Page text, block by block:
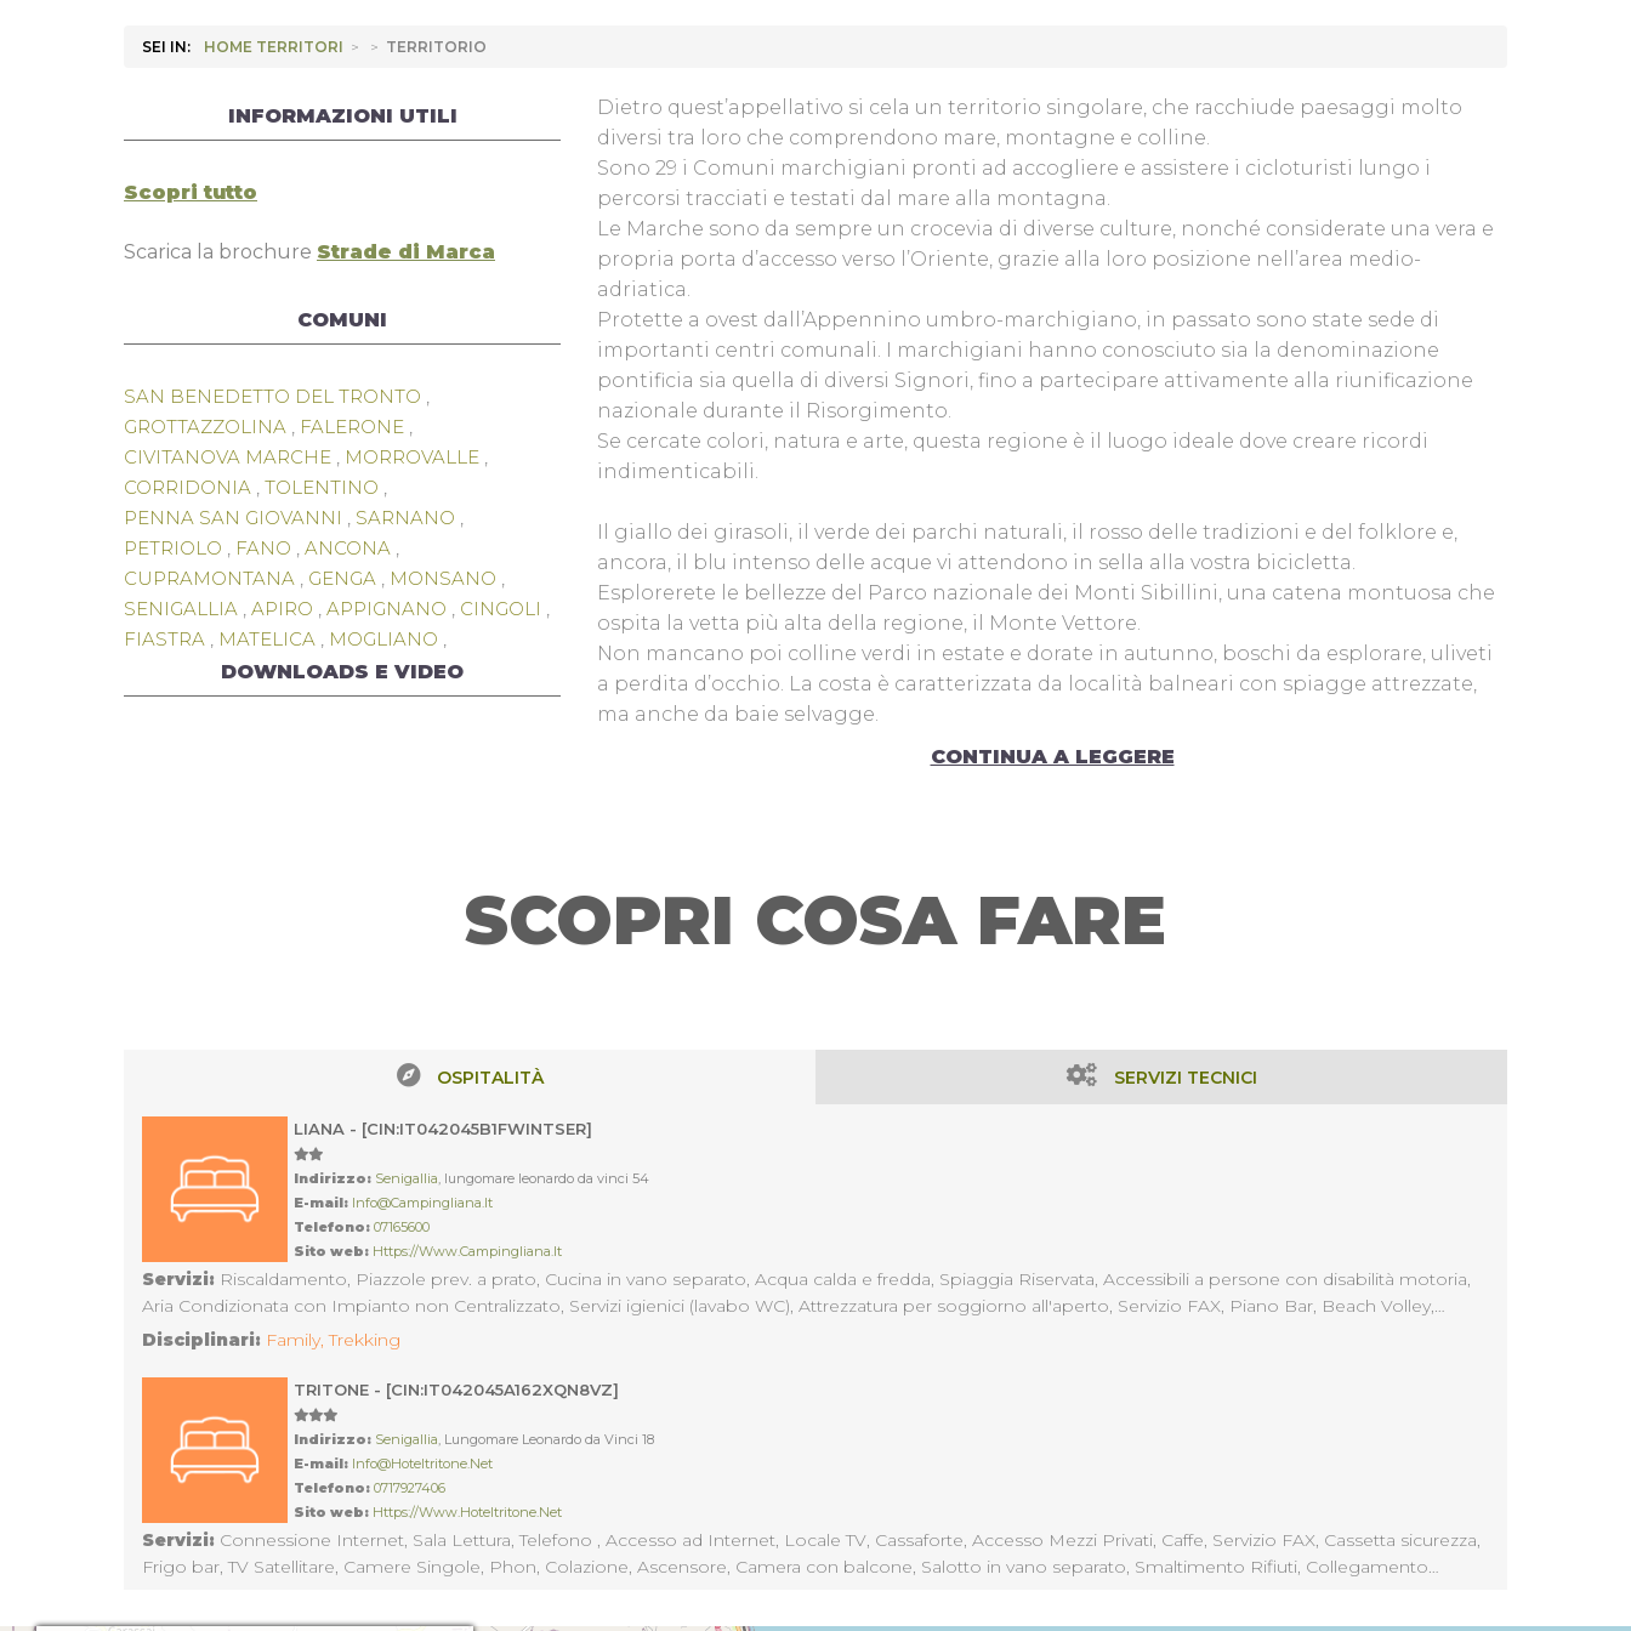
SEI IN: HOME TERRITORI > > TERRITORIO
INFORMAZIONI UTILI
Scopri tutto
Scarica la brochure Strade di Marca
COMUNI
SAN BENEDETTO DEL TRONTO ,
GROTTAZZOLINA , FALERONE ,
CIVITANOVA MARCHE , MORROVALLE ,
CORRIDONIA , TOLENTINO ,
PENNA SAN GIOVANNI , SARNANO ,
PETRIOLO , FANO , ANCONA ,
CUPRAMONTANA , GENGA , MONSANO ,
SENIGALLIA , APIRO , APPIGNANO , CINGOLI ,
FIASTRA , MATELICA , MOGLIANO ,
MONTEFANO,POTENZA PICENA,
SAN SEVERINO MARCHE,TREIA,
DOWNLOADS E VIDEO
Dietro quest’appellativo si cela un territorio singolare, che racchiude paesaggi molto
diversi tra loro che comprendono mare, montagne e colline.
Sono 29 i Comuni marchigiani pronti ad accogliere e assistere i cicloturisti lungo i
percorsi tracciati e testati dal mare alla montagna.
Le Marche sono da sempre un crocevia di diverse culture, nonché considerate una vera e
propria porta d’accesso verso l’Oriente, grazie alla loro posizione nell’area medio-
adriatica.
Protette a ovest dall’Appennino umbro-marchigiano, in passato sono state sede di
importanti centri comunali. I marchigiani hanno conosciuto sia la denominazione
pontificia sia quella di diversi Signori, fino a partecipare attivamente alla riunificazione
nazionale durante il Risorgimento.
Se cercate colori, natura e arte, questa regione è il luogo ideale dove creare ricordi
indimenticabili.
Il giallo dei girasoli, il verde dei parchi naturali, il rosso delle tradizioni e del folklore e,
ancora, il blu intenso delle acque vi attendono in sella alla vostra bicicletta.
Esplorerete le bellezze del Parco nazionale dei Monti Sibillini, una catena montuosa che
ospita la vetta più alta della regione, il Monte Vettore.
Non mancano poi colline verdi in estate e dorate in autunno, boschi da esplorare, uliveti
a perdita d’occhio. La costa è caratterizzata da località balneari con spiagge attrezzate,
ma anche da baie selvagge.
Questa terra è un vero museo diffuso, in cui si susseguono città d’arte e borghi storici
Scopri di più
CONTINUA A LEGGERE
SCOPRI COSA FARE
OSPITALITÀ SERVIZI TECNICI
LIANA - [CIN:IT042045B1FWINTSER]
Indirizzo: Senigallia, lungomare leonardo da vinci 54
E-mail: Info@campingliana.it
Telefono: 07165600
Sito web: Https://www.campingliana.it
Servizi: Riscaldamento, Piazzole prev. a prato, Cucina in vano separato, Acqua calda e fredda, Spiaggia Riservata, Accessibili a persone con disabilità motoria,
Aria Condizionata con Impianto non Centralizzato, Servizi igienici (lavabo WC), Attrezzatura per soggiorno all'aperto, Servizio FAX, Piano Bar, Beach Volley,
Locale TV, Bar, Telefono , Posta, Accettazione Animali Domestici, Pizzeria, Pronto Soccorso, Servizi igienici, TV, Parcheggio non Custodito, Ristorante, Solarium,
Disciplinari: Family,Trekking
TRITONE - [CIN:IT042045A162XQN8VZ]
Indirizzo: Senigallia, Lungomare Leonardo da Vinci 18
E-mail: Info@hoteltritone.net
Telefono: 0717927406
Sito web: Https://www.hoteltritone.net
Servizi: Connessione Internet, Sala Lettura, Telefono , Accesso ad Internet, Locale TV, Cassaforte, Accesso Mezzi Privati, Caffe, Servizio FAX, Cassetta sicurezza,
Frigo bar, TV Satellitare, Camere Singole, Phon, Colazione, Ascensore, Camera con balcone, Salotto in vano separato, Smaltimento Rifiuti, Collegamento
Noleggio Tavola a Vela, Inglese, Italiano, Windsurf, Piano Bar, Servizio Fotocopie, Self/service-Tavola calda, Accettazione Gruppi, Bar, TV, Ventilatore, Custodia e